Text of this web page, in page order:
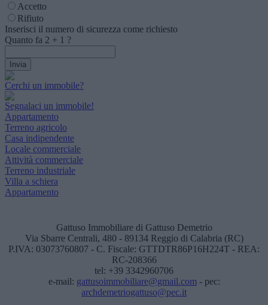
Accetto
Rifiuto
Inserisci il numero di sicurezza come richiesto
Quanto fa 2 + 1 ?
Cerchi un immobile?
Segnalaci un immobile!
Appartamento
Terreno agricolo
Casa indipendente
Locale commerciale
Attività commerciale
Terreno industriale
Villa a schiera
Appartamento
Gattuso Immobiliare di Gattuso Demetrio
Via Sbarre Centrali, 480 - 89134 Reggio di Calabria (RC)
P.IVA: 03073760807 - C. Fiscale: GTTDTR86P16H224T - REA:
RC-208366
tel: +39 3342960706
e-mail: gattusoimmobiliare@gmail.com - pec:
archdemetriogattuso@pec.it